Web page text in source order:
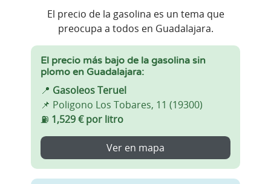
El precio de la gasolina es un tema que
preocupa a todos en Guadalajara.
El precio más bajo de la gasolina sin
plomo en Guadalajara:
📍 Gasoleos Teruel
📌 Poligono Los Tobares, 11 (19300)
⛽ 1,529 € por litro
Ver en mapa